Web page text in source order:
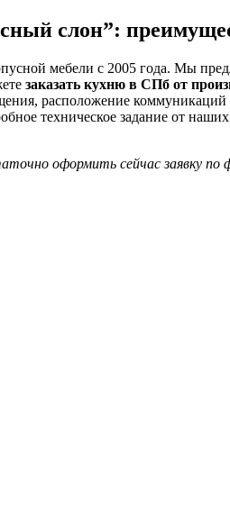
слон”:
мебели с 2005 года. Мы
заказать кухню в СПб от
расположение
техническое задание от
оформить сейчас заявку